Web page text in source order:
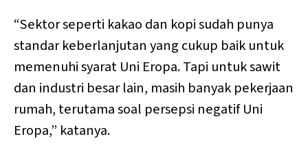
“Sektor seperti kakao dan kopi sudah punya
standar keberlanjutan yang cukup baik untuk
memenuhi syarat Uni Eropa. Tapi untuk sawit
dan industri besar lain, masih banyak pekerjaan
rumah, terutama soal persepsi negatif Uni
Eropa,” katanya.